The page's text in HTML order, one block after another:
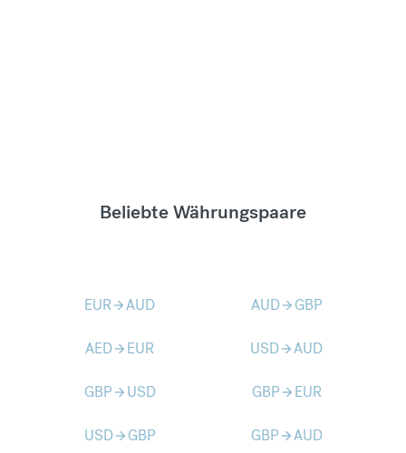
Beliebte Währungspaare
EURarrow_forwardAUD AUDarrow_forward GBP
AEDarrow_forward EUR USDarrow_forwardAUD
GBParrow_forward USD GBParrow_forward EUR
USDarrow_forward GBP GBParrow_forwardAUD